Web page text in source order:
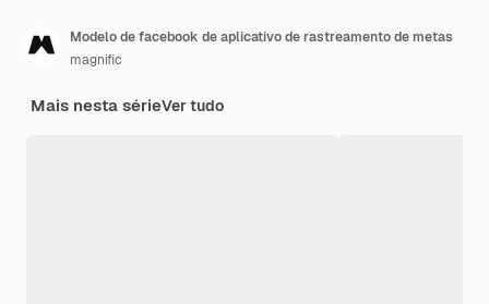
Modelo de facebook de aplicativo de rastreamento de metas
magnific
Mais nesta sérieVer tudo